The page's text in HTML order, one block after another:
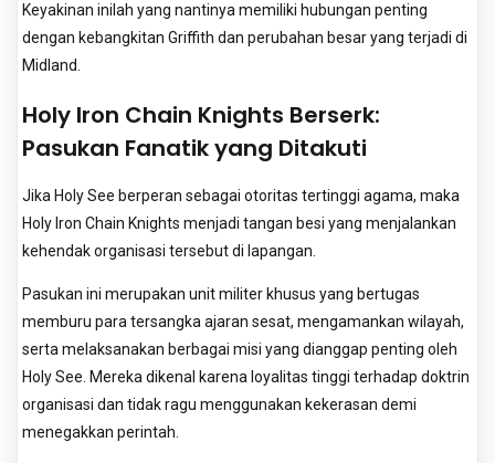
Keyakinan inilah yang nantinya memiliki hubungan penting
dengan kebangkitan Griffith dan perubahan besar yang terjadi di
Midland.
Holy Iron Chain Knights Berserk:
Pasukan Fanatik yang Ditakuti
Jika Holy See berperan sebagai otoritas tertinggi agama, maka
Holy Iron Chain Knights menjadi tangan besi yang menjalankan
kehendak organisasi tersebut di lapangan.
Pasukan ini merupakan unit militer khusus yang bertugas
memburu para tersangka ajaran sesat, mengamankan wilayah,
serta melaksanakan berbagai misi yang dianggap penting oleh
Holy See. Mereka dikenal karena loyalitas tinggi terhadap doktrin
organisasi dan tidak ragu menggunakan kekerasan demi
menegakkan perintah.